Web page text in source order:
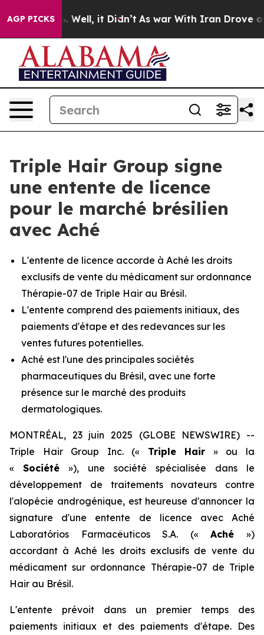
AGP PICKS
40%. Well, it Didn’t As war With Iran Drove oil
Triple Hair Group signe
une entente de licence
pour le marché brésilien
avec Aché
L'entente de licence accorde à Aché les droits
exclusifs de vente du médicament sur ordonnance
Thérapie-07 de Triple Hair au Brésil.
L'entente comprend des paiements initiaux, des
paiements d'étape et des redevances sur les
ventes futures potentielles.
Aché est l'une des principales sociétés
pharmaceutiques du Brésil, avec une forte
présence sur le marché des produits
dermatologiques.
MONTRÉAL, 23 juin 2025 (GLOBE NEWSWIRE) --
Triple Hair Group Inc. (« Triple Hair » ou la
« Société »), une société spécialisée dans le
développement de traitements novateurs contre
l'alopécie androgénique, est heureuse d'annoncer la
signature d'une entente de licence avec Aché
Laboratórios Farmacêuticos S.A. («Aché »)
accordant à Aché les droits exclusifs de vente du
médicament sur ordonnance Thérapie-07 de Triple
Hair au Brésil.
L'entente prévoit dans un premier temps des
paiements initiaux et des paiements d'étape. Des